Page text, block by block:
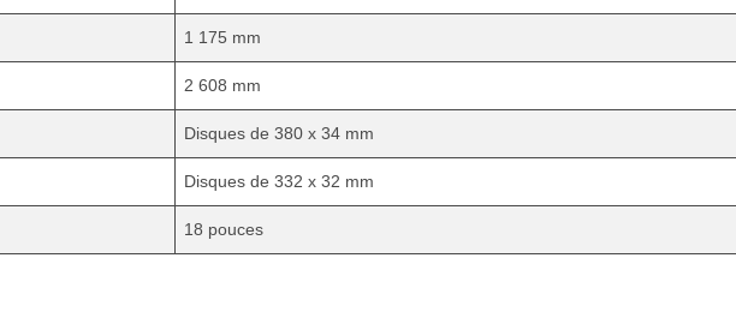
1 175 mm
2 608 mm
Disques de 380 x 34 mm
Disques de 332 x 32 mm
18 pouces